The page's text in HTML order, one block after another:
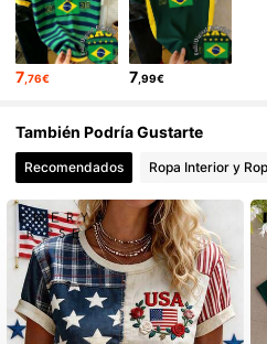
4,80 1.8M Seguidores
4,80 1.8M Seguidores
7 ,76€ 7 ,99€
También Podría Gustarte
Recomendados Ropa Interior y